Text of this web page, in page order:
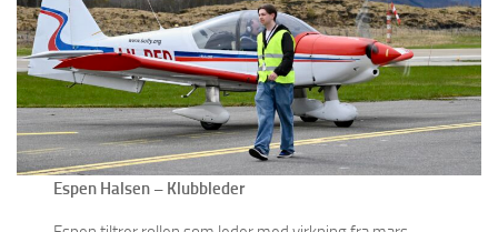
Espen Halsen – Klubbleder